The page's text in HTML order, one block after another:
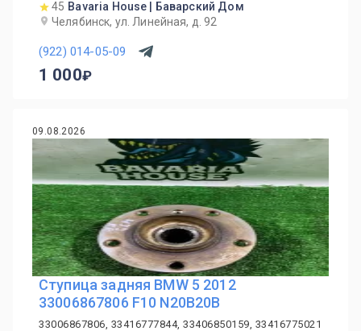
45 Bavaria House | Баварский Дом
Челябинск, ул. Линейная, д. 92
(922) 014-05-09
1 000
09.08.2026
Ступица задняя BMW 5 2012
33006867806 F10 N20B20B
33006867806, 33416777844, 33406850159, 33416775021